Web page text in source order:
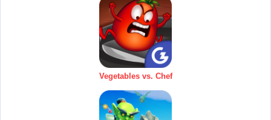
Vegetables vs. Chef